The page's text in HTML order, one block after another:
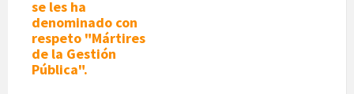
se les ha
denominado con
respeto "Mártires
de la Gestión
Pública".